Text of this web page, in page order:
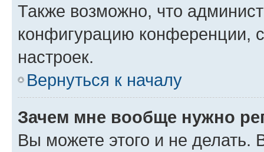
Также возможно, что
конфигурацию конференции,
настроек.
Вернуться к началу
Зачем мне вообще нужно
Вы можете этого и не делать.